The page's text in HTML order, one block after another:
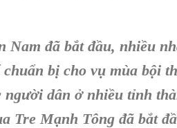
đã bắt đầu, nhiều
bị cho vụ mùa bội
người dân ở nhiều tỉnh
Tre Mạnh Tông đã bắt